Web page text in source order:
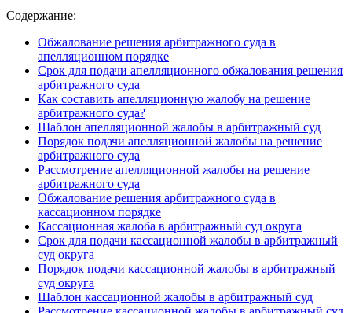
Содержание:
Обжалование решения арбитражного суда в
апелляционном порядке
Срок для подачи апелляционного обжалования решения
арбитражного суда
Как составить апелляционную жалобу на решение
арбитражного суда?
Шаблон апелляционной жалобы в арбитражный суд
Порядок подачи апелляционной жалобы на решение
арбитражного суда
Рассмотрение апелляционной жалобы на решение
арбитражного суда
Обжалование решения арбитражного суда в
кассационном порядке
Кассационная жалоба в арбитражный суд округа
Срок для подачи кассационной жалобы в арбитражный
суд округа
Порядок подачи кассационной жалобы в арбитражный
суд округа
Шаблон кассационной жалобы в арбитражный суд